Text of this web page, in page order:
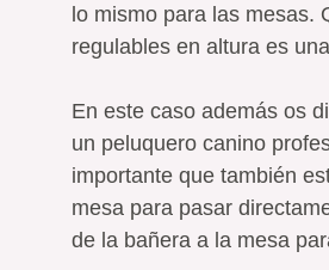
lo mismo para las mesas.
regulables en altura es
En este caso además os
un peluquero canino
importante que también
mesa para pasar
de la bañera a la mesa